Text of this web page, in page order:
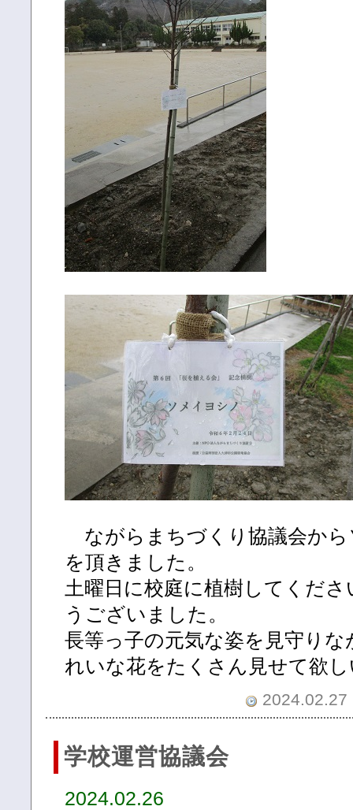
ながらまちづくり協議会か
を頂きました。
土曜日に校庭に植樹してくだ
うございました。
長等っ子の元気な姿を見守り
れいな花をたくさん見せて欲
学校運営協議会
2024.02.26